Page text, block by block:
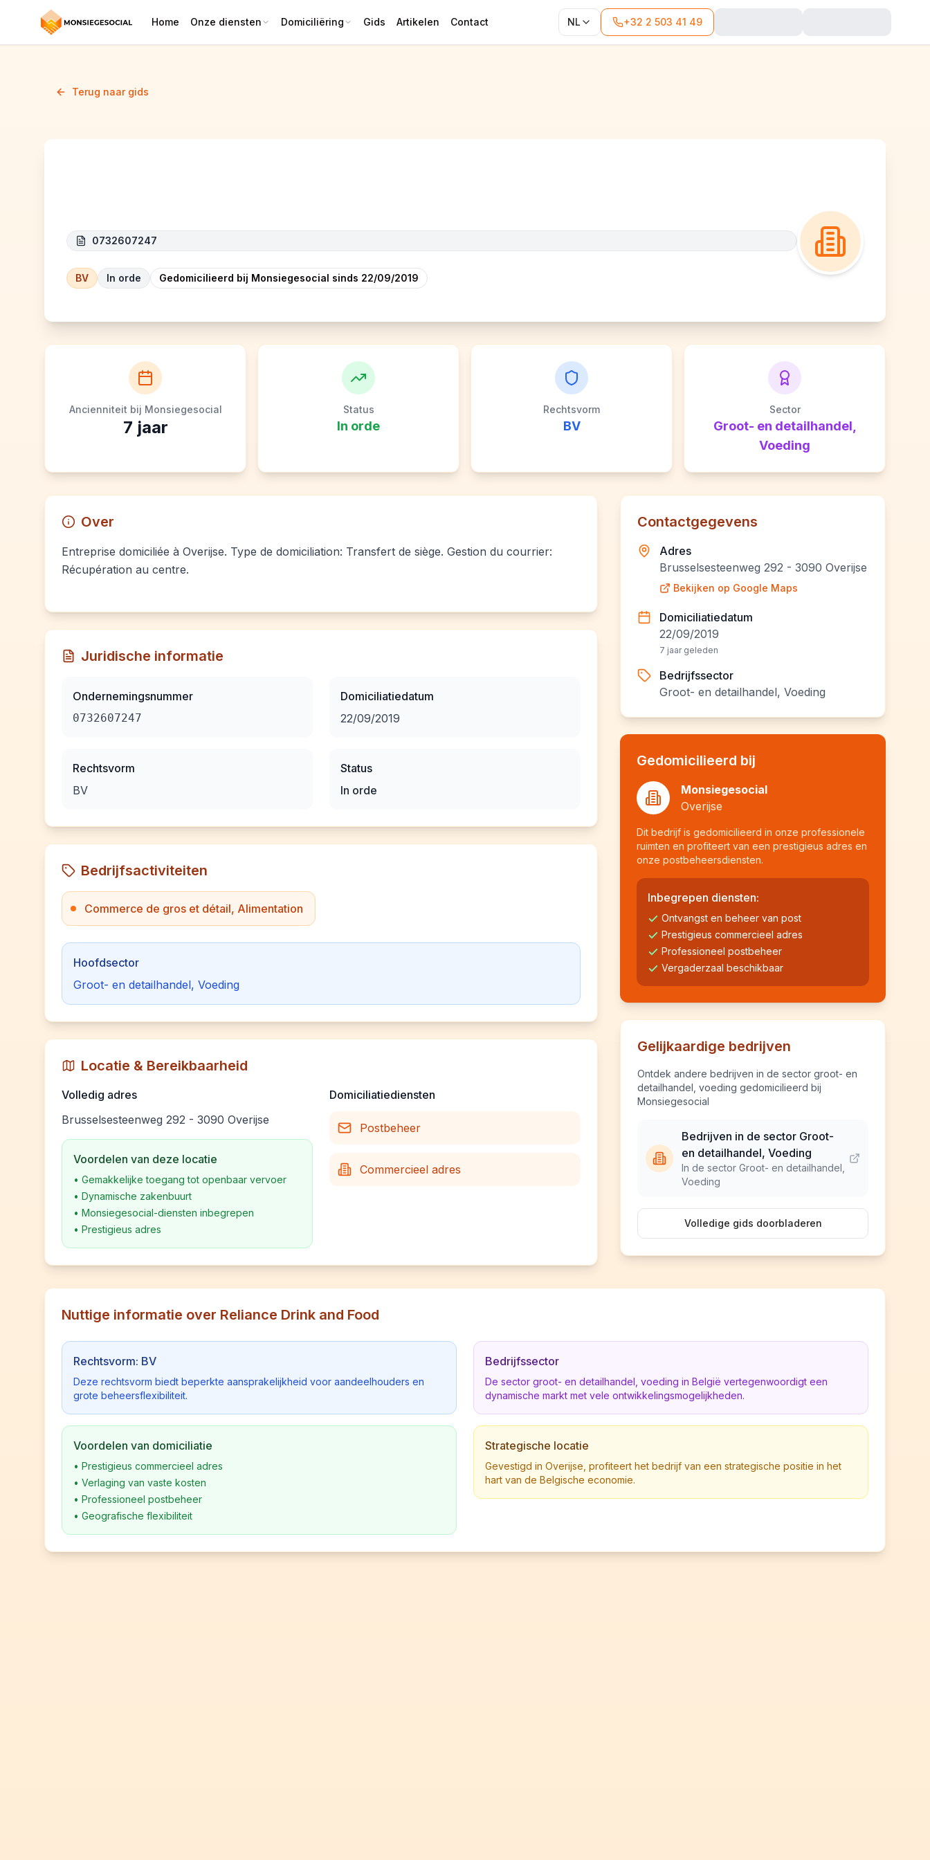
Home Onze diensten Domiciliëring Gids Artikelen Contact NL +32 2 503 41 49
Terug naar gids
0732607247
BV In orde Gedomicilieerd bij Monsiegesocial sinds 22/09/2019
Ancienniteit bij Monsiegesocial
7 jaar
Status
In orde
Rechtsvorm
BV
Sector
Groot- en detailhandel,
Voeding
Over
Entreprise domiciliée à Overijse. Type de domiciliation: Transfert de siège. Gestion du courrier:
Récupération au centre.
Juridische informatie
Ondernemingsnummer
0732607247
Rechtsvorm
BV
Domiciliatiedatum
22/09/2019
Status
In orde
Bedrijfsactiviteiten
Commerce de gros et détail, Alimentation
Hoofdsector
Groot- en detailhandel, Voeding
Locatie & Bereikbaarheid
Volledig adres
Brusselsesteenweg 292 - 3090 Overijse
Voordelen van deze locatie
• Gemakkelijke toegang tot openbaar vervoer
• Dynamische zakenbuurt
• Monsiegesocial-diensten inbegrepen
• Prestigieus adres
Domiciliatiediensten
Postbeheer
Commercieel adres
Contactgegevens
Adres
Brusselsesteenweg 292 - 3090 Overijse
Bekijken op Google Maps
Domiciliatiedatum
22/09/2019
7 jaar geleden
Bedrijfssector
Groot- en detailhandel, Voeding
Gedomicilieerd bij
Monsiegesocial
Overijse
Dit bedrijf is gedomicilieerd in onze professionele
ruimten en profiteert van een prestigieus adres en
onze postbeheersdiensten.
Inbegrepen diensten:
Ontvangst en beheer van post
Prestigieus commercieel adres
Professioneel postbeheer
Vergaderzaal beschikbaar
Gelijkaardige bedrijven
Ontdek andere bedrijven in de sector groot- en
detailhandel, voeding gedomicilieerd bij
Monsiegesocial
Bedrijven in de sector Groot-
en detailhandel, Voeding
In de sector Groot- en detailhandel,
Voeding
Volledige gids doorbladeren
Nuttige informatie over Reliance Drink and Food
Rechtsvorm: BV
Deze rechtsvorm biedt beperkte aansprakelijkheid voor aandeelhouders en
grote beheersflexibiliteit.
Voordelen van domiciliatie
• Prestigieus commercieel adres
• Verlaging van vaste kosten
• Professioneel postbeheer
• Geografische flexibiliteit
Bedrijfssector
De sector groot- en detailhandel, voeding in België vertegenwoordigt een
dynamische markt met vele ontwikkelingsmogelijkheden.
Strategische locatie
Gevestigd in Overijse, profiteert het bedrijf van een strategische positie in het
hart van de Belgische economie.